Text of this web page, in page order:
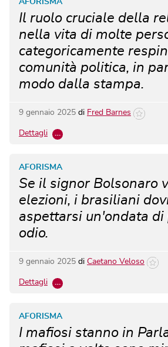
Il ruolo cruciale della
nella vita di molte
categoricamente
comunità politica, in
modo dalla stampa.
AFORISMA
9 gennaio 2025 di Fred Barnes
Dettagli …
Se il signor Bolsonaro
elezioni, i brasiliani
aspettarsi un'ondata di
odio.
AFORISMA
9 gennaio 2025 di Caetano Veloso
Dettagli …
I mafiosi stanno in
AFORISMA